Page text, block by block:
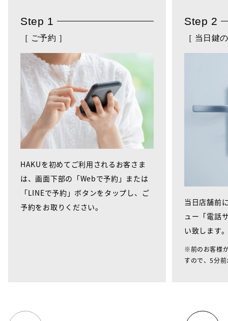
Step 1
［ ご予約 ］
HAKUを初めてご利用されるお客さま
は、画面下部の「Webで予約」または
「LINEで予約」ボタンをタップし、ご
予約をお取りください。
Step 2
［ 当日鍵
当日店舗前
ュー「電話
い致します
※前のお客様
すので、5分